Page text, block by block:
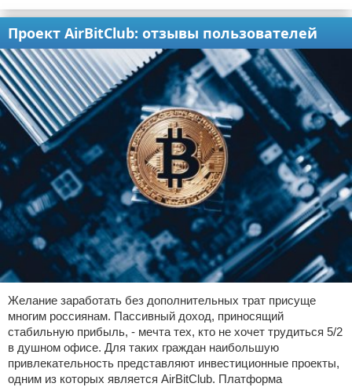
Проект AirBitClub: отзывы пользователей
Желание заработать без дополнительных трат присуще
многим россиянам. Пассивный доход, приносящий
стабильную прибыль, - мечта тех, кто не хочет трудиться 5/2
в душном офисе. Для таких граждан наибольшую
привлекательность представляют инвестиционные проекты,
одним из которых является AirBitClub. Платформа